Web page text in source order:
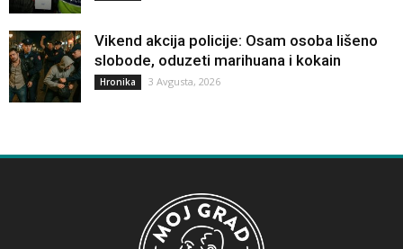
Vikend akcija policije: Osam osoba lišeno
slobode, oduzeti marihuana i kokain
Hronika 3 Avgusta, 2026